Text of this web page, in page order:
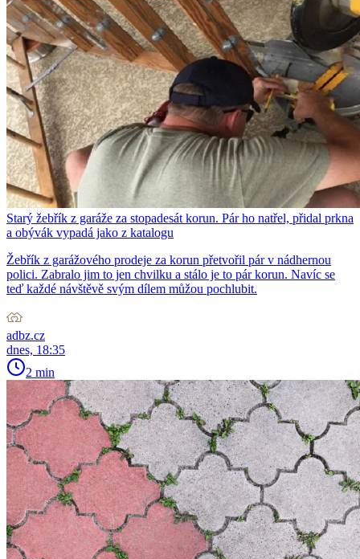
Starý žebřík z garáže za stopadesát korun. Pár ho natřel, přidal prkna
a obývák vypadá jako z katalogu
Žebřík z garážového prodeje za korun přetvořil pár v nádhernou
polici. Zabralo jim to jen chvilku a stálo je to pár korun. Navíc se
teď každé návštěvě svým dílem můžou pochlubit.
adbz.cz
dnes, 18:35
2 min